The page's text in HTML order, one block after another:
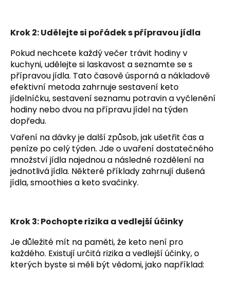
Krok 2: Udělejte si pořádek s přípravou jídla
Pokud nechcete každý večer trávit hodiny v
kuchyni, udělejte si laskavost a seznamte se s
přípravou jídla. Tato časově úsporná a nákladově
efektivní metoda zahrnuje sestavení keto
jídelníčku, sestavení seznamu potravin a vyčlenění
hodiny nebo dvou na přípravu jídel na týden
dopředu.
Vaření na dávky je další způsob, jak ušetřit čas a
peníze po celý týden. Jde o uvaření dostatečného
množství jídla najednou a následné rozdělení na
jednotlivá jídla. Některé příklady zahrnují dušená
jídla, smoothies a keto svačinky.
Krok 3: Pochopte rizika a vedlejší účinky
Je důležité mít na paměti, že keto není pro
každého. Existují určitá rizika a vedlejší účinky, o
kterých byste si měli být vědomi, jako například: